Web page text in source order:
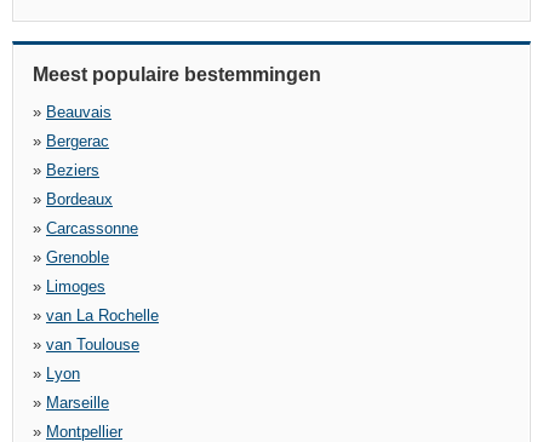
Meest populaire bestemmingen
» Beauvais
» Bergerac
» Beziers
» Bordeaux
» Carcassonne
» Grenoble
» Limoges
» van La Rochelle
» van Toulouse
» Lyon
» Marseille
» Montpellier